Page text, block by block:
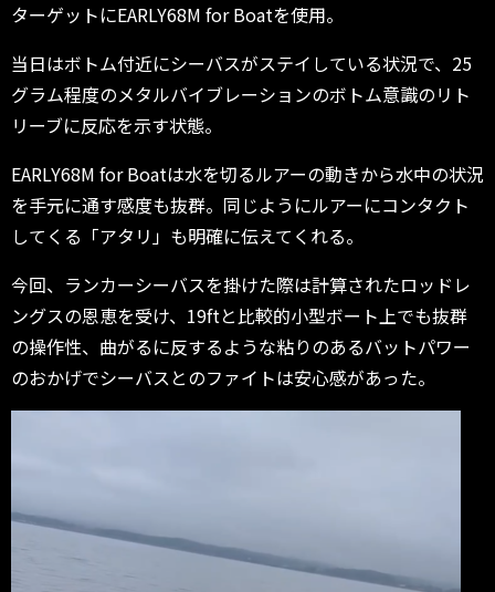
ターゲットにEARLY68M for Boatを使用。
当日はボトム付近にシーバスがステイしている状況で、25
グラム程度のメタルバイブレーションのボトム意識のリト
リーブに反応を示す状態。
EARLY68M for Boatは水を切るルアーの動きから水中の状況
を手元に通す感度も抜群。同じようにルアーにコンタクト
してくる「アタリ」も明確に伝えてくれる。
今回、ランカーシーバスを掛けた際は計算されたロッドレ
ングスの恩恵を受け、19ftと比較的小型ボート上でも抜群
の操作性、曲がるに反するような粘りのあるバットパワー
のおかげでシーバスとのファイトは安心感があった。